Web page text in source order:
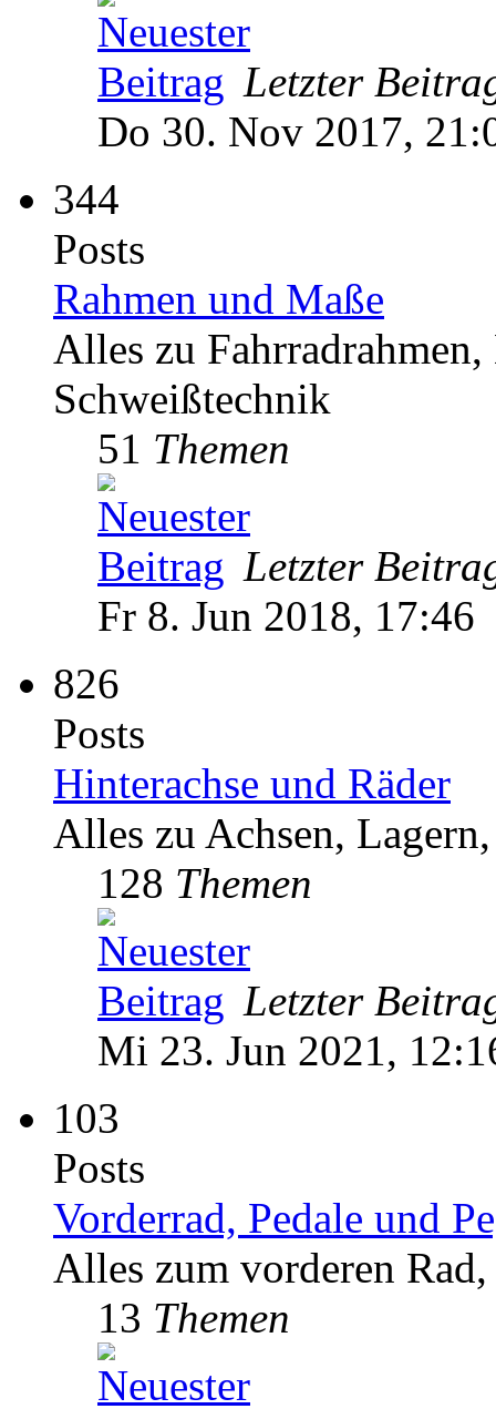
Letzter
Do 30. Nov 2017,
344
Posts
Rahmen und Maße
Alles zu
Schweißtechnik
51 Themen
Letzter
Fr 8. Jun 2018, 17:46
826
Posts
Hinterachse und Räder
Alles zu Achsen,
128 Themen
Letzter
Mi 23. Jun 2021,
103
Posts
Vorderrad, Pedale und
Alles zum vorderen
13 Themen